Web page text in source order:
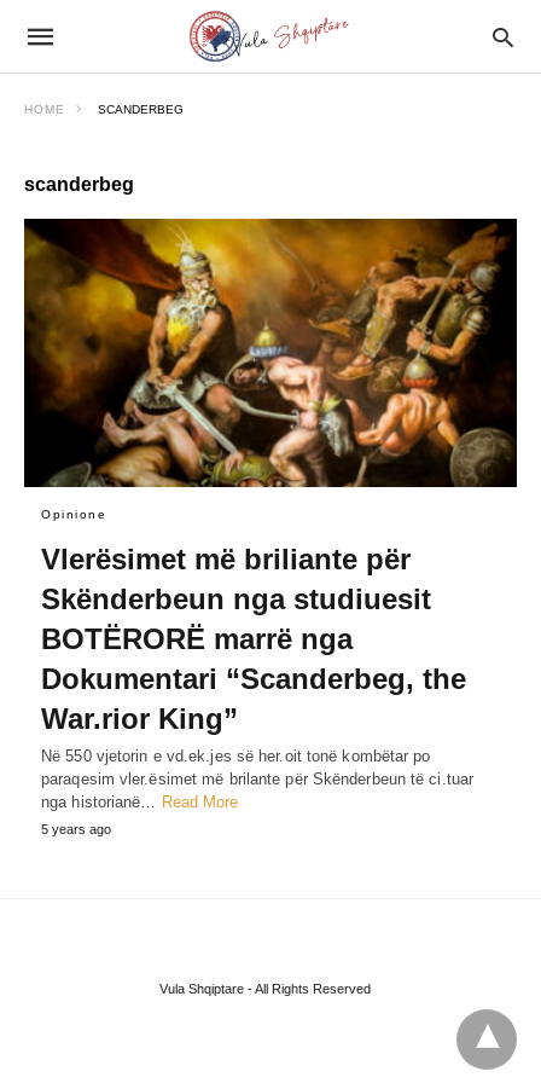
HOME SCANDERBEG
scanderbeg
Opinione
Vlerësimet më briliante për
Skënderbeun nga studiuesit
BOTËRORË marrë nga
Dokumentari “Scanderbeg, the
War.rior King”
Në 550 vjetorin e vd.ek.jes së her.oit tonë kombëtar po
paraqesim vler.ësimet më brilante për Skënderbeun të ci.tuar
nga historianë… Read More
5 years ago
Vula Shqiptare - All Rights Reserved